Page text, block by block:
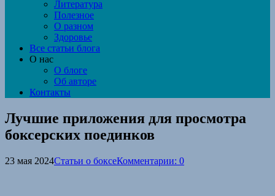
Литература
Полезное
О разном
Здоровье
Все статьи блога
О нас
О блоге
Об авторе
Контакты
Лучшие приложения для просмотра
боксерских поединков
23 мая 2024Статьи о боксеКомментарии: 0